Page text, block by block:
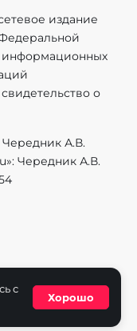
издание
информационных
о
А.В.
Чередник А.В.
с
Хорошо